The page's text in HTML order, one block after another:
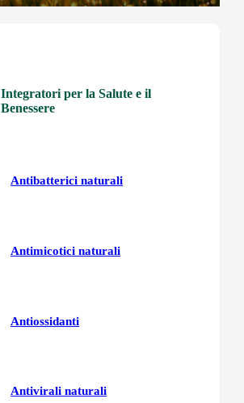
Integratori per la Salute e il
Benessere
Antibatterici naturali
Antimicotici naturali
Antiossidanti
Antivirali naturali